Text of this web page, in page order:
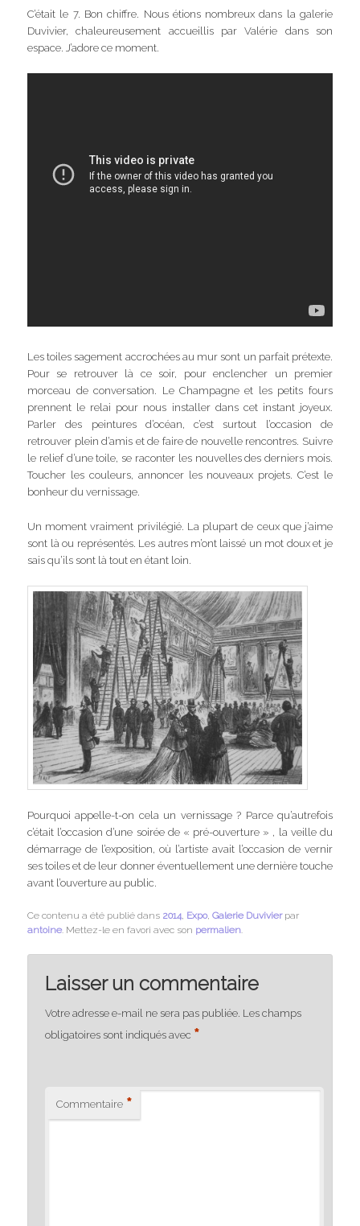
C’était le 7. Bon chiffre. Nous étions nombreux dans la galerie
Duvivier, chaleureusement accueillis par Valérie dans son
espace. J’adore ce moment.
Les toiles sagement accrochées au mur sont un parfait prétexte.
Pour se retrouver là ce soir, pour enclencher un premier
morceau de conversation. Le Champagne et les petits fours
prennent le relai pour nous installer dans cet instant joyeux.
Parler des peintures d’océan, c’est surtout l’occasion de
retrouver plein d’amis et de faire de nouvelle rencontres. Suivre
le relief d’une toile, se raconter les nouvelles des derniers mois.
Toucher les couleurs, annoncer les nouveaux projets. C’est le
bonheur du vernissage.
Un moment vraiment privilégié. La plupart de ceux que j’aime
sont là ou représentés. Les autres m’ont laissé un mot doux et je
sais qu’ils sont là tout en étant loin.
Pourquoi appelle-t-on cela un vernissage ? Parce qu’autrefois
c’était l’occasion d’une soirée de « pré-ouverture » , la veille du
démarrage de l’exposition, où l’artiste avait l’occasion de vernir
ses toiles et de leur donner éventuellement une dernière touche
avant l’ouverture au public.
Ce contenu a été publié dans 2014 Expo,Galerie Duvivierpar
antoine . Mettez-le en favori avec son permalien
Laisser un commentaire
Votre adresse e-mail ne sera pas publiée. Les champs
obligatoires sont indiqués avec *
Commentaire *